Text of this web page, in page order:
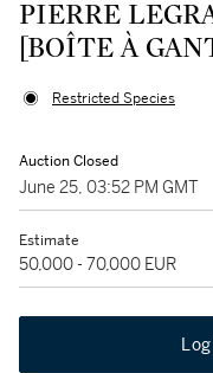
PIERRE
[BOÎTE À
Restricted Species
Auction Closed
June 25, 03:52 PM GMT
Estimate
50,000 - 70,000 EUR